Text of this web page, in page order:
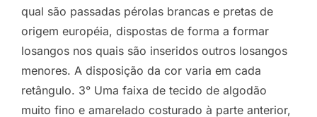
qual são passadas pérolas brancas e pretas de
origem européia, dispostas de forma a formar
losangos nos quais são inseridos outros losangos
menores. A disposição da cor varia em cada
retângulo. 3° Uma faixa de tecido de algodão
muito fino e amarelado costurado à parte anterior,